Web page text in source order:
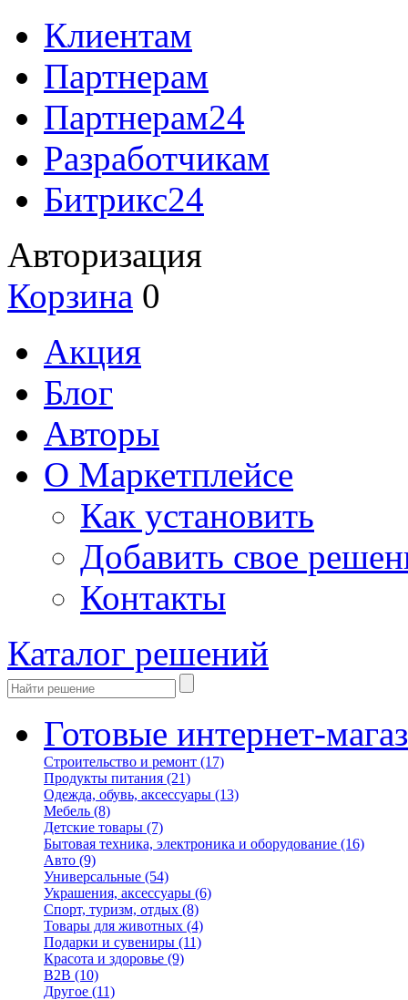
Клиентам
Партнерам
Партнерам24
Разработчикам
Битрикс24
Авторизация
Корзина 0
Акция
Блог
Авторы
О Маркетплейсе
Как установить
Добавить свое
Контакты
Каталог решений
Готовые интернет-
Строительство и ремонт (17)
Продукты питания (21)
Одежда, обувь, аксессуары (13)
Мебель (8)
Детские товары (7)
Бытовая техника, электроника и оборудование (16)
Авто (9)
Универсальные (54)
Украшения, аксессуары (6)
Спорт, туризм, отдых (8)
Товары для животных (4)
Подарки и сувениры (11)
Красота и здоровье (9)
B2B (10)
Другое (11)